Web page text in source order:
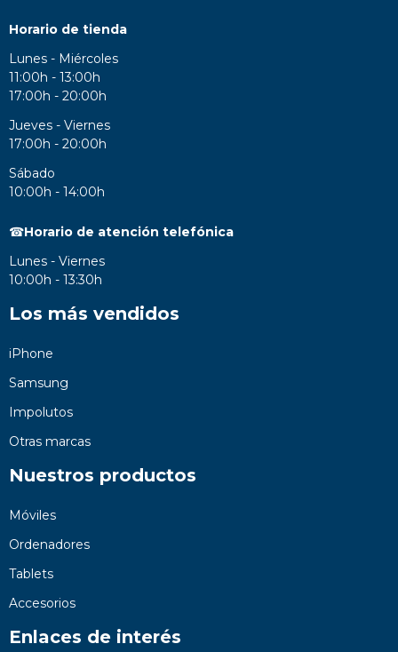
Horario de tienda
Lunes - Miércoles
11:00h - 13:00h
17:00h - 20:00h
Jueves - Viernes
17:00h - 20:00h
Sábado
10:00h - 14:00h
☎Horario de atención telefónica
Lunes - Viernes
10:00h - 13:30h
Los más vendidos
iPhone
Samsung
Impolutos
Otras marcas
Nuestros productos
Móviles
Ordenadores
Tablets
Accesorios
Enlaces de interés